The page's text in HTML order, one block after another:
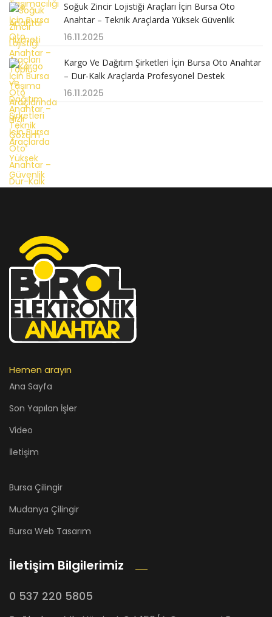
Soğuk Zincir Lojistiği Araçları İçin Bursa Oto
Anahtar – Teknik Araçlarda Yüksek Güvenlik
16.11.2025
Kargo Ve Dağıtım Şirketleri İçin Bursa Oto Anahtar
– Dur-Kalk Araçlarda Profesyonel Destek
16.11.2025
Hemen arayın
Ana Sayfa
Son Yapılan İşler
Video
İletişim
Bursa Çilingir
Mudanya Çilingir
Bursa Web Tasarım
İletişim Bilgilerimiz
0 537 220 5805